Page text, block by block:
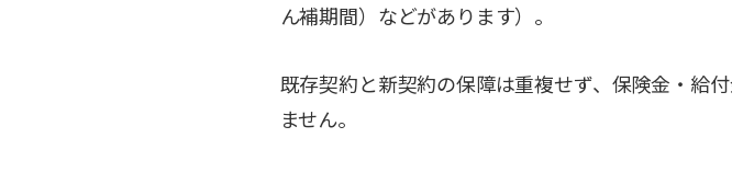
ん補期間）などがあります）。
既存契約と新契約の保障は重複せず、保険金・給
ません。